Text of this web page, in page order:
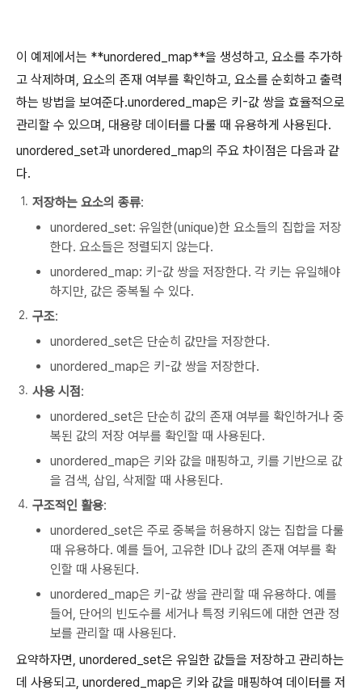
이 예제에서는 **unordered_map**을 생성하고, 요소를 추가하
고 삭제하며, 요소의 존재 여부를 확인하고, 요소를 순회하고 출력
하는 방법을 보여준다.unordered_map은 키-값 쌍을 효율적으로
관리할 수 있으며, 대용량 데이터를 다룰 때 유용하게 사용된다.
unordered_set과 unordered_map의 주요 차이점은 다음과 같
다.
저장하는 요소의 종류:
unordered_set: 유일한(unique)한 요소들의 집합을 저장
한다. 요소들은 정렬되지 않는다.
unordered_map: 키-값 쌍을 저장한다. 각 키는 유일해야
하지만, 값은 중복될 수 있다.
구조:
unordered_set은 단순히 값만을 저장한다.
unordered_map은 키-값 쌍을 저장한다.
사용 시점:
unordered_set은 단순히 값의 존재 여부를 확인하거나 중
복된 값의 저장 여부를 확인할 때 사용된다.
unordered_map은 키와 값을 매핑하고, 키를 기반으로 값
을 검색, 삽입, 삭제할 때 사용된다.
구조적인 활용:
unordered_set은 주로 중복을 허용하지 않는 집합을 다룰
때 유용하다. 예를 들어, 고유한 ID나 값의 존재 여부를 확
인할 때 사용된다.
unordered_map은 키-값 쌍을 관리할 때 유용하다. 예를
들어, 단어의 빈도수를 세거나 특정 키워드에 대한 연관 정
보를 관리할 때 사용된다.
요약하자면, unordered_set은 유일한 값들을 저장하고 관리하는
데 사용되고, unordered_map은 키와 값을 매핑하여 데이터를 저